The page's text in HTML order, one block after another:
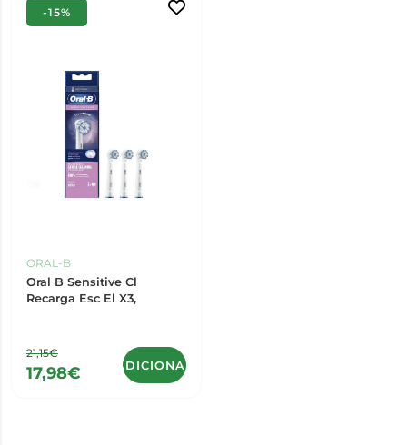
-15%
ORAL-B
Oral B Sensitive Cl
Recarga Esc El X3,
21,15€
17,98€ ADICIONAR